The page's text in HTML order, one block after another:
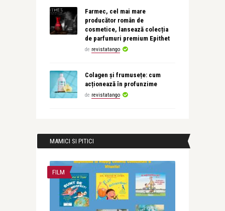
Farmec, cel mai mare
producător român de
cosmetice, lansează colecția
de parfumuri premium Epithet
de revistatango
Colagen și frumusețe: cum
acționează în profunzime
de revistatango
MAMICI SI PITICI
FILM